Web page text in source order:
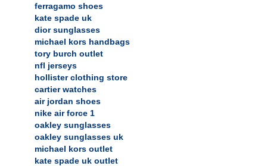
ferragamo shoes
kate spade uk
dior sunglasses
michael kors handbags
tory burch outlet
nfl jerseys
hollister clothing store
cartier watches
air jordan shoes
nike air force 1
oakley sunglasses
oakley sunglasses uk
michael kors outlet
kate spade uk outlet